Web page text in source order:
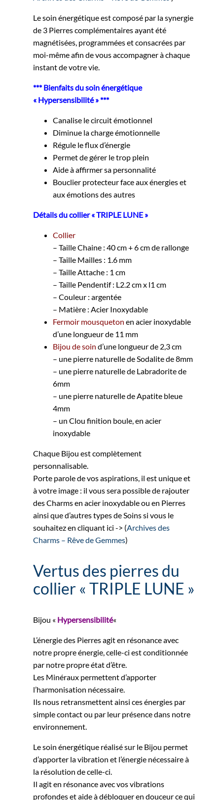
Le soin énergétique est composé par la synergie
de 3 Pierres complémentaires ayant été
magnétisées, programmées et consacrées par
moi-même afin de vous accompagner à chaque
instant de votre vie.
*** Bienfaits du soin énergétique
« Hypersensibilité » ***
Canalise le circuit émotionnel
Diminue la charge émotionnelle
Régule le flux d’énergie
Permet de gérer le trop plein
Aide à affirmer sa personnalité
Bouclier protecteur face aux énergies et
aux émotions des autres
Détails du collier « TRIPLE LUNE »
Collier
– Taille Chaine : 40 cm + 6 cm de rallonge
– Taille Mailles : 1.6 mm
– Taille Attache : 1 cm
– Taille Pendentif : L2.2 cm x l1 cm
– Couleur : argentée
– Matière : Acier Inoxydable
Fermoir mousqueton en acier inoxydable
d’une longueur de 11 mm
Bijou de soin d’une longueur de 2,3 cm
– une pierre naturelle de Sodalite de 8mm
– une pierre naturelle de Labradorite de
6mm
– une pierre naturelle de Apatite bleue
4mm
– un Clou finition boule, en acier
inoxydable
Chaque Bijou est complètement
personnalisable.
Porte parole de vos aspirations, il est unique et
à votre image : il vous sera possible de rajouter
des Charms en acier inoxydable ou en Pierres
ainsi que d’autres types de Soins si vous le
souhaitez en cliquant ici -> (Archives des
Charms – Rêve de Gemmes)
Vertus des pierres du
collier « TRIPLE LUNE »
Bijou « Hypersensibilité«
L’énergie des Pierres agit en résonance avec
notre propre énergie, celle-ci est conditionnée
par notre propre état d’être.
Les Minéraux permettent d’apporter
l’harmonisation nécessaire.
Ils nous retransmettent ainsi ces énergies par
simple contact ou par leur présence dans notre
environnement.
Le soin énergétique réalisé sur le Bijou permet
d’apporter la vibration et l’énergie nécessaire à
la résolution de celle-ci.
Il agit en résonance avec vos vibrations
profondes et aide à débloquer en douceur ce qui